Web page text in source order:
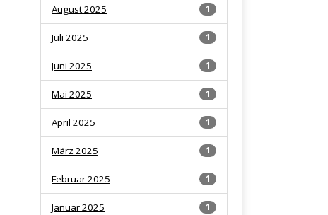
1
August 2025
1
Juli 2025
1
Juni 2025
1
Mai 2025
1
April 2025
1
März 2025
1
Februar 2025
1
Januar 2025